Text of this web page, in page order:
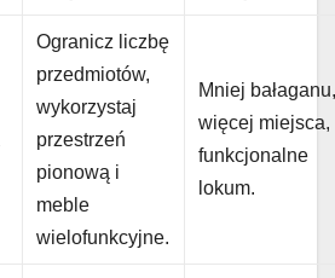
Ogranicz liczbę
przedmiotów,
wykorzystaj
przestrzeń
pionową i
meble
wielofunkcyjne.
Mniej
więcej miejsca,
funkcjonalne
lokum.